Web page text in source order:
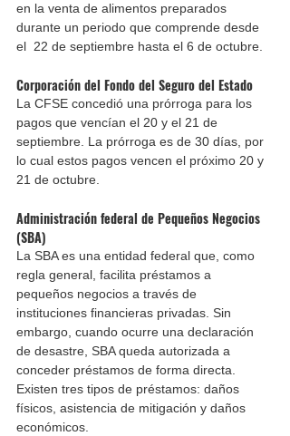
en la venta de alimentos preparados
durante un periodo que comprende desde
el  22 de septiembre hasta el 6 de octubre.
Corporación del Fondo del Seguro del Estado
La CFSE concedió una prórroga para los
pagos que vencían el 20 y el 21 de
septiembre. La prórroga es de 30 días, por
lo cual estos pagos vencen el próximo 20 y
21 de octubre.
Administración federal de Pequeños Negocios
(SBA)
La SBA es una entidad federal que, como
regla general, facilita préstamos a
pequeños negocios a través de
instituciones financieras privadas. Sin
embargo, cuando ocurre una declaración
de desastre, SBA queda autorizada a
conceder préstamos de forma directa.
Existen tres tipos de préstamos: daños
físicos, asistencia de mitigación y daños
económicos.